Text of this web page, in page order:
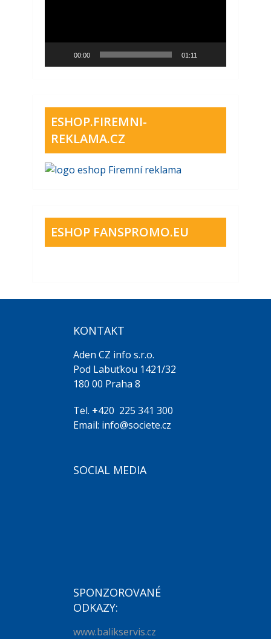
00:00 01:11
ESHOP.FIREMNI-
REKLAMA.CZ
ESHOP FANSPROMO.EU
KONTAKT
Aden CZ info s.r.o.
Pod Labuťkou 1421/32
180 00 Praha 8
Tel. +420 225 341 300
Email: info@societe.cz
SOCIAL MEDIA
SPONZOROVANÉ
ODKAZY:
www.balikservis.cz